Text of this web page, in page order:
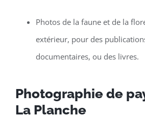
Photos de la faune et de la
extérieur, pour des
documentaires, ou des livres.
Photographie de
La Planche